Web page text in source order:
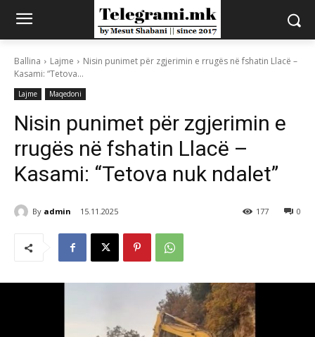
Ballina Lajme
Nisin punimet për zgjerimin e rrugës në fshatin Llacë –
Kasami: “Tetova...
Lajme Maqedoni
Nisin punimet për zgjerimin e
rrugës në fshatin Llacë –
Kasami: “Tetova nuk ndalet”
By admin 15.11.2025 0
177